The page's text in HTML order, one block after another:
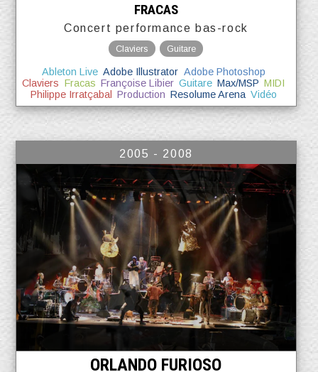
FRACAS
Concert performance bas-rock
Claviers Guitare
Ableton Live Adobe Illustrator Adobe Photoshop
Claviers Fracas Françoise Libier Guitare Max/MSP MIDI
Philippe Irratçabal
Production Resolume Arena Vidéo
2005 - 2008
ORLANDO FURIOSO